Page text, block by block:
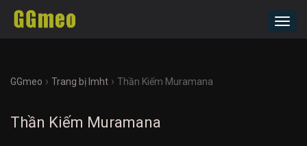
GGmeo › Trang bị lmht › Thần Kiếm Muramana
Thần Kiếm Muramana